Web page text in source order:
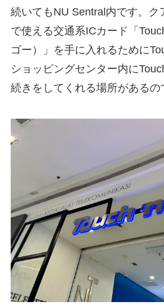
続いてもNU Sentral内です。ク
で使える交通系ICカード「
ゴー）」を手に入れるために
ショッピングセンター内に
続きをしてくれる場所があるの